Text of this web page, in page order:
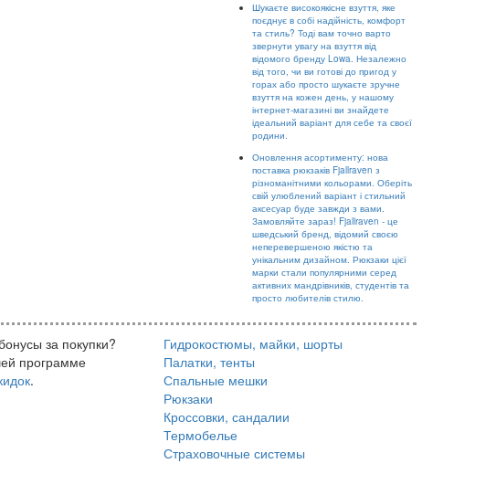
Шукаєте високоякісне взуття, яке
поєднує в собі надійність, комфорт
та стиль? Тоді вам точно варто
звернути увагу на взуття від
відомого бренду Lowa. Незалежно
від того, чи ви готові до пригод у
горах або просто шукаєте зручне
взуття на кожен день, у нашому
інтернет-магазині ви знайдете
ідеальний варіант для себе та своєї
родини.
Оновлення асортименту: нова
поставка рюкзаків Fjallraven з
різноманітними кольорами. Оберіть
свій улюблений варіант і стильний
аксесуар буде завжди з вами.
Замовляйте зараз! Fjallraven - це
шведський бренд, відомий своєю
неперевершеною якістю та
унікальним дизайном. Рюкзаки цієї
марки стали популярними серед
активних мандрівників, студентів та
просто любителів стилю.
за покупки?
программе
.
Гидрокостюмы, майки, шорты
Палатки, тенты
Спальные мешки
Рюкзаки
Кроссовки, сандалии
Термобелье
Страховочные системы